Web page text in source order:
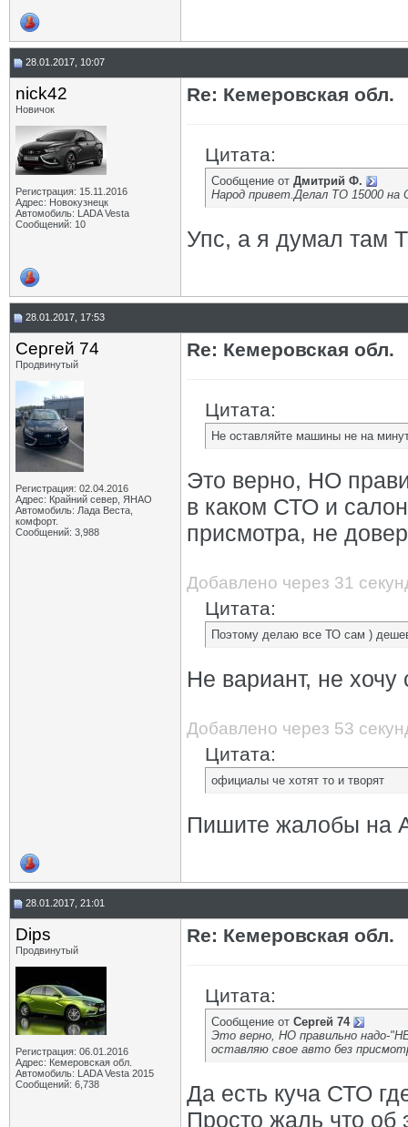
28.01.2017, 10:07
nick42
Новичок
Регистрация: 15.11.2016
Адрес: Новокузнецк
Автомобиль: LADA Vesta
Сообщений: 10
Re: Кемеровская обл.
Цитата:
Сообщение от Дмитрий Ф.
Народ привет.Делал ТО 15000 на
Упс, а я думал там
28.01.2017, 17:53
Сергей 74
Продвинутый
Регистрация: 02.04.2016
Адрес: Крайний север, ЯНАО
Автомобиль: Лада Веста,
комфорт.
Сообщений: 3,988
Re: Кемеровская обл.
Цитата:
Не оставляйте машины не на
Это верно, НО
в каком СТО и
присмотра, не
Добавлено через 31
Цитата:
Поэтому делаю все ТО сам )
Не вариант, не хочу
Добавлено через 53
Цитата:
официалы че хотят то и творят
Пишите жалобы на
28.01.2017, 21:01
Dips
Продвинутый
Регистрация: 06.01.2016
Адрес: Кемеровская обл.
Автомобиль: LADA Vesta 2015
Сообщений: 6,738
Re: Кемеровская обл.
Цитата:
Сообщение от Сергей 74
Это верно, НО правильно надо-
оставляю свое авто без
Да есть куча СТО
Просто жаль что об